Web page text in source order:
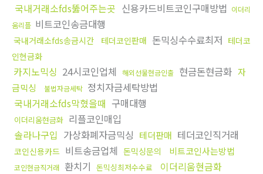
국내거래소fds뚫어주는곳 신용카드비트코인구매방법 이더리
움리플 비트코인송금대행
국내거래소fds송금시간 테더코인판매 돈믹싱수수료최저 테더코
인현금화
카지노믹싱 24시코인업체 해외선물현금인출 현금돈현금화 자
금믹싱
불법자금세탁 정치자금세탁방법
국내거래소fds막혔을때 구매대행
이더리움현금화 리플코인매입
솔라나구입 가상화폐자금믹싱 테더판매 테더코인직거래
코인신용카드 비트송금업체 돈믹싱문의 비트코인사는방법
코인현금직거래 환치기 돈믹싱최저수수료
이더리움현금화